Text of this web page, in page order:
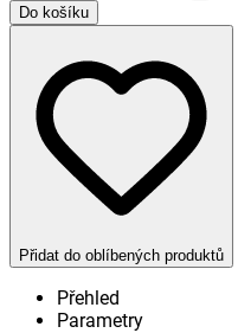
Do košíku
Přidat do oblíbených produktů
Přehled
Parametry